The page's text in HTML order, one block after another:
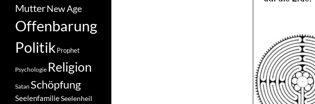
MutterNew Age
Offenbarung
Politik Prophet
Psychologie Religion
Satan Schöpfung
SeelenfamilieSeelenheil